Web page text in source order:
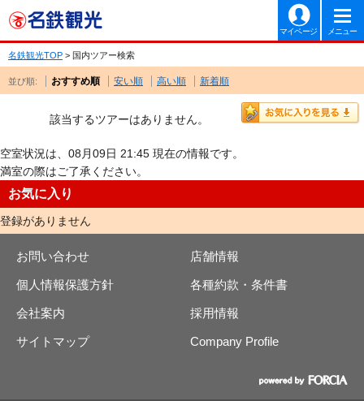
マイページ メニュー
名鉄観光TOP > 国内ツアー検索
並び順: おすすめ順 安い順 高い順 新着順
該当するツアーはありません。
空室状況は、08月09日 21:45 現在の情報です。
満室の際はご了承ください。
お気に入り
登録がありません
お問い合わせ 店舗情報
個人情報保護方針 各種約款・条件書
会社案内 採用情報
サイトマップ Company Profile